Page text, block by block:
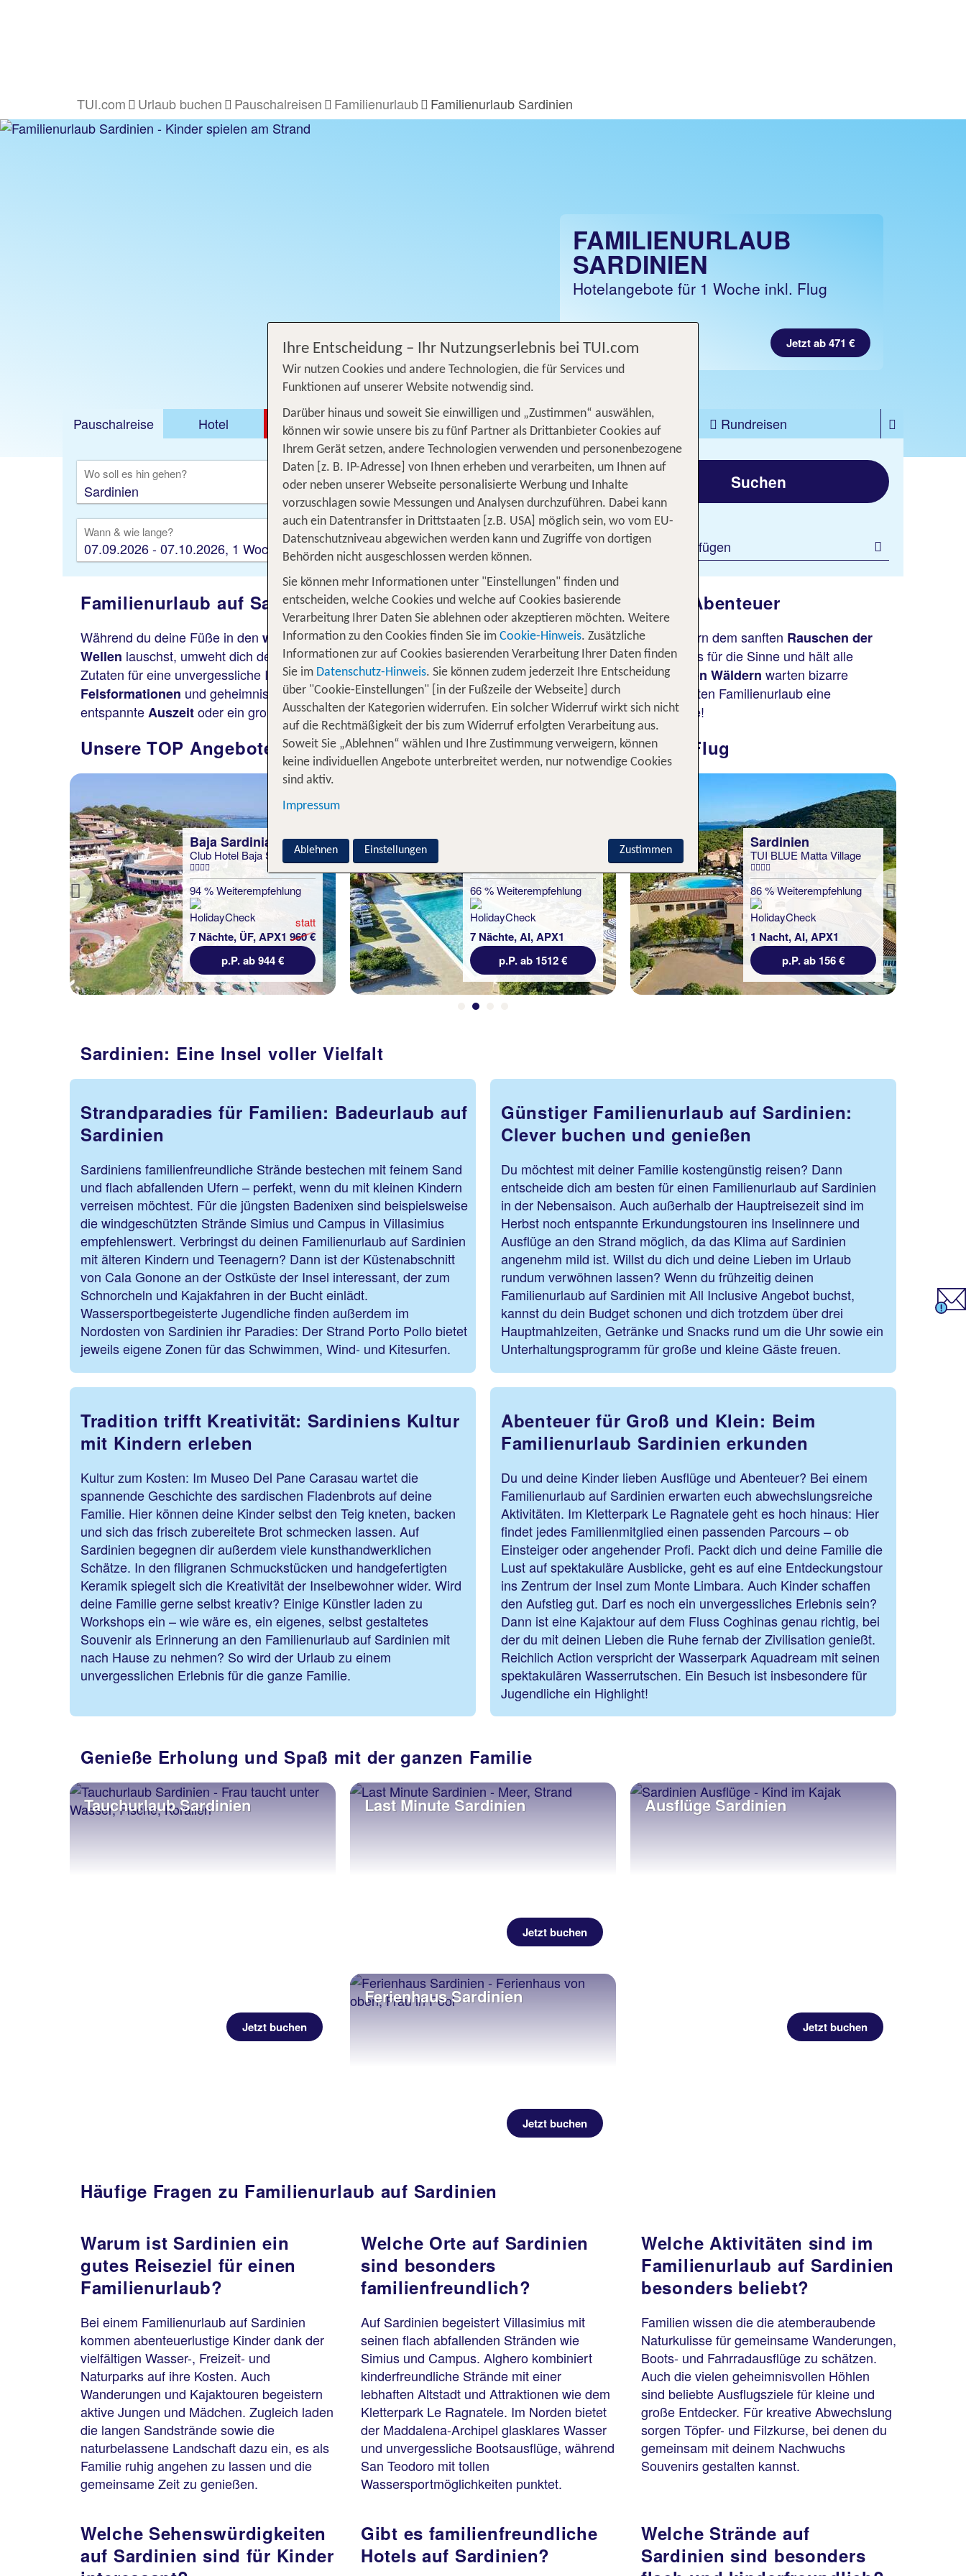
TUI.com Urlaub buchen Pauschalreisen Familienurlaub Familienurlaub Sardinien
FAMILIENURLAUB
SARDINIEN
Hotelangebote für 1 Woche inkl. Flug
Jetzt ab 471 €
Pauschalreise Hotel DEALS Flug Ferienhaus Mietwagen Kreuzfahrten
Rundreisen
Ausflüge
Camper Privattransfer Zusatzleistungen
Wo soll es hin gehen? Von wo?
Beliebig
Wann & wie lange?
07.09.2026 - 07.10.2026, 1 Woche
Wer reist mit?
2 Erwachsene
Suchen
Filter hinzufügen
Familienurlaub auf Sardinien: Der perfekte Mix aus Entspannung und Abenteuer
Während du deine Füße in den weißen Sandsteckst, auf dasazurblaue Meerblickst und mit deinen Kindern dem sanften Rauschen der
Wellen lauschst, umweht dich der würzige Duft der Macchia. Ein Familienurlaub auf Sardinien ist ein Genuss für die Sinne und hält alle
Zutaten für eine unvergessliche Italien-Reise bereit. Nebenendlosen Stränden,sanften Dünenundgrünen Wäldern warten bizarre
Felsformationen und geheimnisvolleTropfsteinhöhlenauf dich und deine Lieben. Ob dir für deinen nächsten Familienurlaub eine
entspannteAuszeitoder ein großesAbenteuervorschwebt – auf Sardinien findest du die passende Kulisse!
Unsere TOP Angebote für 1 Woche Familienurlaub auf Sardinien inkl. Flug
Previous
Baja Sardinia
Club Hotel Baja Sardinia
94 % Weiterempfehlung
7 Nächte, ÜF, APX1
statt
960 €
p.P. ab 944 €
66 % Weiterempfehlung
7 Nächte, AI, APX1
p.P. ab 1512 €
Sardinien
TUI BLUE Matta Village
86 % Weiterempfehlung
1 Nacht, AI, APX1
p.P. ab 156 €
Next
Sardinien: Eine Insel voller Vielfalt
Strandparadies für Familien: Badeurlaub auf
Sardinien
Sardiniens familienfreundliche Strände bestechen mit feinem Sand
und flach abfallenden Ufern – perfekt, wenn du mit kleinen Kindern
verreisen möchtest. Für die jüngsten Badenixen sind beispielsweise
die windgeschützten Strände Simius und Campus in Villasimius
empfehlenswert. Verbringst du deinen Familienurlaub auf Sardinien
mit älteren Kindern und Teenagern? Dann ist der Küstenabschnitt
von Cala Gonone an der Ostküste der Insel interessant, der zum
Schnorcheln und Kajakfahren in der Bucht einlädt.
Wassersportbegeisterte Jugendliche finden außerdem im
Nordosten von Sardinien ihr Paradies: Der Strand Porto Pollo bietet
jeweils eigene Zonen für das Schwimmen, Wind- und Kitesurfen.
Tradition trifft Kreativität: Sardiniens Kultur
mit Kindern erleben
Kultur zum Kosten: Im Museo Del Pane Carasau wartet die
spannende Geschichte des sardischen Fladenbrots auf deine
Familie. Hier können deine Kinder selbst den Teig kneten, backen
und sich das frisch zubereitete Brot schmecken lassen. Auf
Sardinien begegnen dir außerdem viele kunsthandwerklichen
Schätze. In den filigranen Schmuckstücken und handgefertigten
Keramik spiegelt sich die Kreativität der Inselbewohner wider. Wird
deine Familie gerne selbst kreativ? Einige Künstler laden zu
Workshops ein – wie wäre es, ein eigenes, selbst gestaltetes
Souvenir als Erinnerung an den Familienurlaub auf Sardinien mit
nach Hause zu nehmen? So wird der Urlaub zu einem
unvergesslichen Erlebnis für die ganze Familie.
Günstiger Familienurlaub auf Sardinien:
Clever buchen und genießen
Du möchtest mit deiner Familie kostengünstig reisen? Dann
entscheide dich am besten für einen Familienurlaub auf Sardinien
in der Nebensaison. Auch außerhalb der Hauptreisezeit sind im
Herbst noch entspannte Erkundungstouren ins Inselinnere und
Ausflüge an den Strand möglich, da das Klima auf Sardinien
angenehm mild ist. Willst du dich und deine Lieben im Urlaub
rundum verwöhnen lassen? Wenn du frühzeitig deinen
Familienurlaub auf Sardinien mit All Inclusive Angebot buchst,
kannst du dein Budget schonen und dich trotzdem über drei
Hauptmahlzeiten, Getränke und Snacks rund um die Uhr sowie ein
Unterhaltungsprogramm für große und kleine Gäste freuen.
Abenteuer für Groß und Klein: Beim
Familienurlaub Sardinien erkunden
Du und deine Kinder lieben Ausflüge und Abenteuer? Bei einem
Familienurlaub auf Sardinien erwarten euch abwechslungsreiche
Aktivitäten. Im Kletterpark Le Ragnatele geht es hoch hinaus: Hier
findet jedes Familienmitglied einen passenden Parcours – ob
Einsteiger oder angehender Profi. Packt dich und deine Familie die
Lust auf spektakuläre Ausblicke, geht es auf eine Entdeckungstour
ins Zentrum der Insel zum Monte Limbara. Auch Kinder schaffen
den Aufstieg gut. Darf es noch ein unvergessliches Erlebnis sein?
Dann ist eine Kajaktour auf dem Fluss Coghinas genau richtig, bei
der du mit deinen Lieben die Ruhe fernab der Zivilisation genießt.
Reichlich Action verspricht der Wasserpark Aquadream mit seinen
spektakulären Wasserrutschen. Ein Besuch ist insbesondere für
Jugendliche ein Highlight!
Genieße Erholung und Spaß mit der ganzen Familie
Tauchurlaub Sardinien
Jetzt buchen
Last Minute Sardinien
Jetzt buchen
Ferienhaus Sardinien
Jetzt buchen
Ausflüge Sardinien
Jetzt buchen
Häufige Fragen zu Familienurlaub auf Sardinien
Warum ist Sardinien ein
gutes Reiseziel für einen
Familienurlaub?
Bei einem Familienurlaub auf Sardinien
kommen abenteuerlustige Kinder dank der
vielfältigen Wasser-, Freizeit- und
Naturparks auf ihre Kosten. Auch
Wanderungen und Kajaktouren begeistern
aktive Jungen und Mädchen. Zugleich laden
die langen Sandstrände sowie die
naturbelassene Landschaft dazu ein, es als
Familie ruhig angehen zu lassen und die
gemeinsame Zeit zu genießen.
Welche Orte auf Sardinien
sind besonders
familienfreundlich?
Auf Sardinien begeistert Villasimius mit
seinen flach abfallenden Stränden wie
Simius und Campus. Alghero kombiniert
kinderfreundliche Strände mit einer
lebhaften Altstadt und Attraktionen wie dem
Kletterpark Le Ragnatele. Im Norden bietet
der Maddalena-Archipel glasklares Wasser
und unvergessliche Bootsausflüge, während
San Teodoro mit tollen
Wassersportmöglichkeiten punktet.
Welche Aktivitäten sind im
Familienurlaub auf Sardinien
besonders beliebt?
Familien wissen die die atemberaubende
Naturkulisse für gemeinsame Wanderungen,
Boots- und Fahrradausflüge zu schätzen.
Auch die vielen geheimnisvollen Höhlen
sind beliebte Ausflugsziele für kleine und
große Entdecker. Für kreative Abwechslung
sorgen Töpfer- und Filzkurse, bei denen du
gemeinsam mit deinem Nachwuchs
Souvenirs gestalten kannst.
Welche Sehenswürdigkeiten
auf Sardinien sind für Kinder
Gibt es familienfreundliche
Hotels auf Sardinien?
Welche Strände auf
Sardinien sind besonders
Ihre Entscheidung – Ihr Nutzungserlebnis bei TUI.com
Wir nutzen Cookies und andere Technologien, die für Services und
Funktionen auf unserer Website notwendig sind.
Darüber hinaus und soweit Sie einwilligen und „Zustimmen“ auswählen,
können wir sowie unsere bis zu fünf Partner als Drittanbieter Cookies auf
Ihrem Gerät setzen, andere Technologien verwenden und personenbezogene
Daten [z. B. IP-Adresse] von Ihnen erheben und verarbeiten, um Ihnen auf
oder neben unserer Webseite personalisierte Werbung und Inhalte
vorzuschlagen sowie Messungen und Analysen durchzuführen. Dabei kann
auch ein Datentransfer in Drittstaaten [z.B. USA] möglich sein, wo vom EU-
Datenschutzniveau abgewichen werden kann und Zugriffe von dortigen
Behörden nicht ausgeschlossen werden können.
Sie können mehr Informationen unter "Einstellungen" finden und
entscheiden, welche Cookies und welche auf Cookies basierende
Verarbeitung Ihrer Daten Sie ablehnen oder akzeptieren möchten. Weitere
Information zu den Cookies finden Sie im Cookie-Hinweis. Zusätzliche
Informationen zur auf Cookies basierenden Verarbeitung Ihrer Daten finden
Sie im Datenschutz-Hinweis. Sie können zudem jederzeit Ihre Entscheidung
über "Cookie-Einstellungen" [in der Fußzeile der Webseite] durch
Ausschalten der Kategorien widerrufen. Ein solcher Widerruf wirkt sich nicht
auf die Rechtmäßigkeit der bis zum Widerruf erfolgten Verarbeitung aus.
Soweit Sie „Ablehnen“ wählen und Ihre Zustimmung verweigern, können
keine individuellen Angebote unterbreitet werden, nur notwendige Cookies
sind aktiv.
Impressum
Zustimmen
Ablehnen Einstellungen